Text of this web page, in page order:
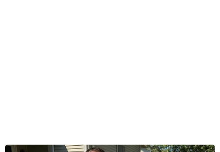
thể hạ mức cảnh báo nhưng chắc chắn không